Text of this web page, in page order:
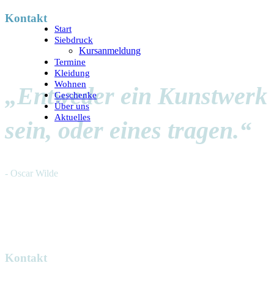
Kontakt
„Entweder ein Kunstwerk
sein, oder eines tragen.“
- Oscar Wilde
Kontakt
Start
Siebdruck
Kursanmeldung
Termine
Kleidung
Wohnen
Geschenke
Über uns
Aktuelles